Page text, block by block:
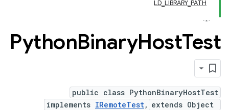
LD_LIBRARY_PATH
PythonBinaryHostTest
public class PythonBinaryHostTest
extends Object
implements IRemoteTest,